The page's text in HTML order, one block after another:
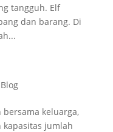
tangguh. Elf
dan barang. Di
Blog
keluarga,
kapasitas jumlah